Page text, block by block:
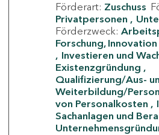
Förderart: Zuschuss
Privatpersonen
Förderzweck:
Forschung,
Investieren und
Existenzgründung
Qualifizierung/Aus-
Weiterbildung/
von Personalkosten
Sachanlagen und